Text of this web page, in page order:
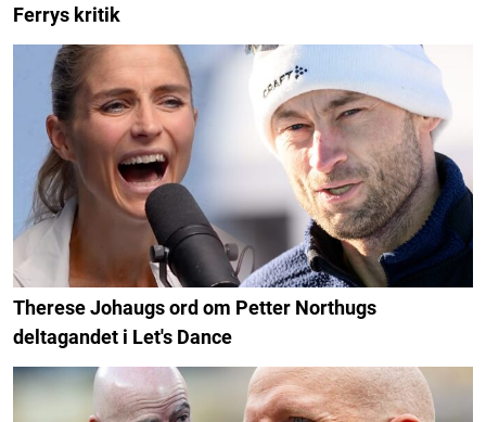
Ferrys kritik
Therese Johaugs ord om Petter Northugs
deltagandet i Let's Dance